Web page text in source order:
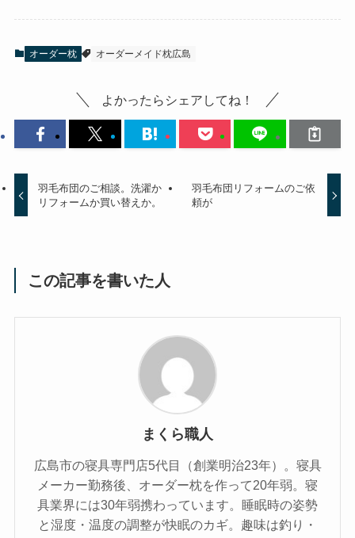
オーダー枕 オーダーメイド枕広島
よかったらシェアしてね！
羽毛布団のご相談。洗濯か
リフォームか買い替えか。
羽毛布団リフォームのご依
頼が
この記事を書いた人
まくら職人
広島市の寝具専門店5代目（創業明治23年）。寝具
メーカー勤務後、オーダー枕を作って20年弱。寝
具業界には30年弱携わっています。睡眠時の姿勢
と湿度・温度の調整が快眠のカギ。趣味は釣り・